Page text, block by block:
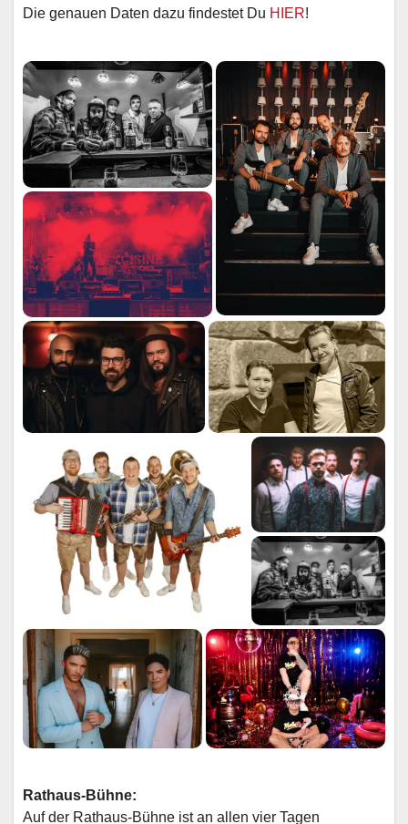
Die genauen Daten dazu findestet Du HIER!
Rathaus-Bühne:
Auf der Rathaus-Bühne ist an allen vier Tagen